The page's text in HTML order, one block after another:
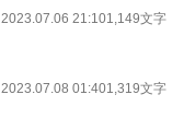
2023.07.06 21:101,149文字
2023.07.08 01:401,319文字